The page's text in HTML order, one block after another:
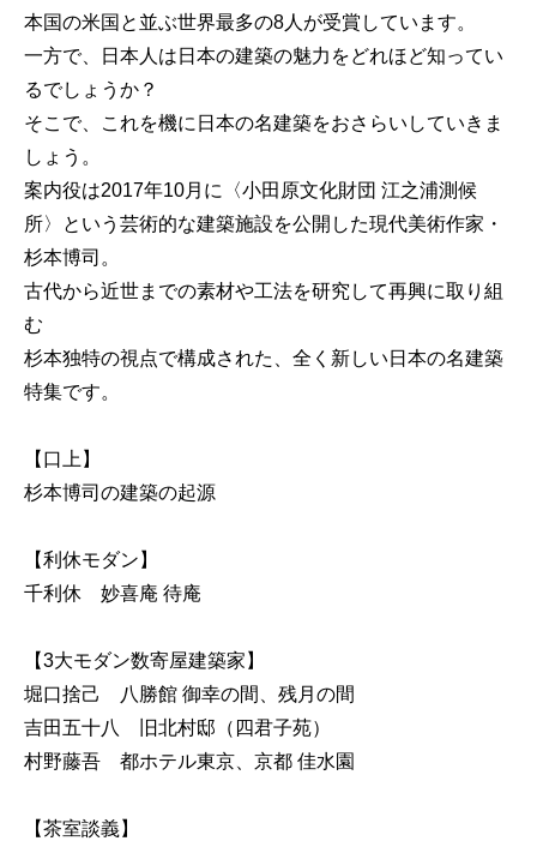
本国の米国と並ぶ世界最多の8人が受賞しています。
一方で、日本人は日本の建築の魅力をどれほど知ってい
るでしょうか？
そこで、これを機に日本の名建築をおさらいしていきま
しょう。
案内役は2017年10月に〈小田原文化財団 江之浦測候
所〉という芸術的な建築施設を公開した現代美術作家・
杉本博司。
古代から近世までの素材や工法を研究して再興に取り組
む
杉本独特の視点で構成された、全く新しい日本の名建築
特集です。
【口上】
杉本博司の建築の起源
【利休モダン】
千利休 妙喜庵 待庵
【3大モダン数寄屋建築家】
堀口捨己 八勝館 御幸の間、残月の間
吉田五十八 旧北村邸（四君子苑）
村野藤吾 都ホテル東京、京都 佳水園
【茶室談義】